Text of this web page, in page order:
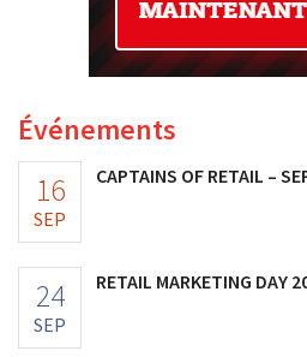
Événements
16
SEP
CAPTAINS OF RETAIL –
24
SEP
RETAIL MARKETING DAY